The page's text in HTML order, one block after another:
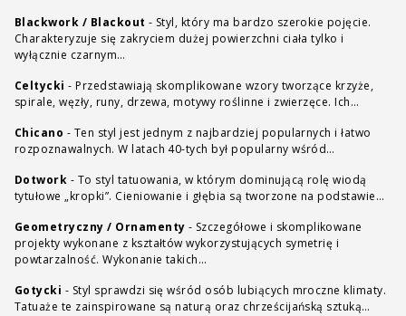
Blackwork / Blackout - Styl, który ma bardzo szerokie pojęcie.
Charakteryzuje się zakryciem dużej powierzchni ciała tylko i
wyłącznie czarnym…
Celtycki - Przedstawiają skomplikowane wzory tworzące krzyże,
spirale, węzły, runy, drzewa, motywy roślinne i zwierzęce. Ich…
Chicano - Ten styl jest jednym z najbardziej popularnych i łatwo
rozpoznawalnych. W latach 40-tych był popularny wśród…
Dotwork - To styl tatuowania, w którym dominującą rolę wiodą
tytułowe „kropki”. Cieniowanie i głębia są tworzone na podstawie…
Geometryczny / Ornamenty - Szczegółowe i skomplikowane
projekty wykonane z kształtów wykorzystujących symetrię i
powtarzalność. Wykonanie takich…
Gotycki - Styl sprawdzi się wśród osób lubiących mroczne klimaty.
Tatuaże te zainspirowane są naturą oraz chrześcijańską sztuką…